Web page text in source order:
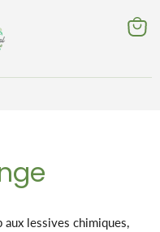
lessives chimiques,